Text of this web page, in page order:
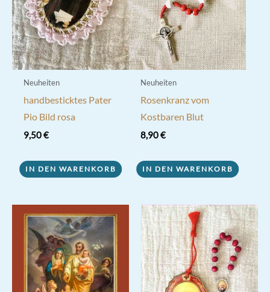
Neuheiten
handbesticktes Pater
Pio Bild rosa
9,50€
IN DEN WARENKORB
Neuheiten
Rosenkranz vom
Kostbaren Blut
8,90€
IN DEN WARENKORB